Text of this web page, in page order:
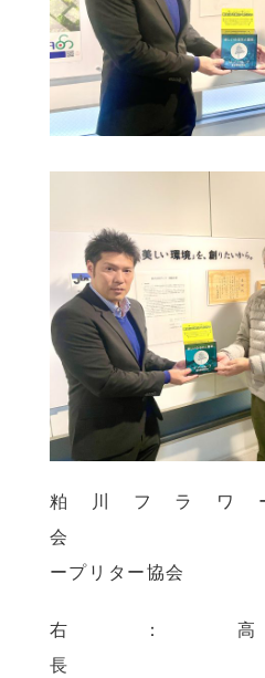
粕川フラワ
会 ぐんま
ープリター協会
右：
長 中